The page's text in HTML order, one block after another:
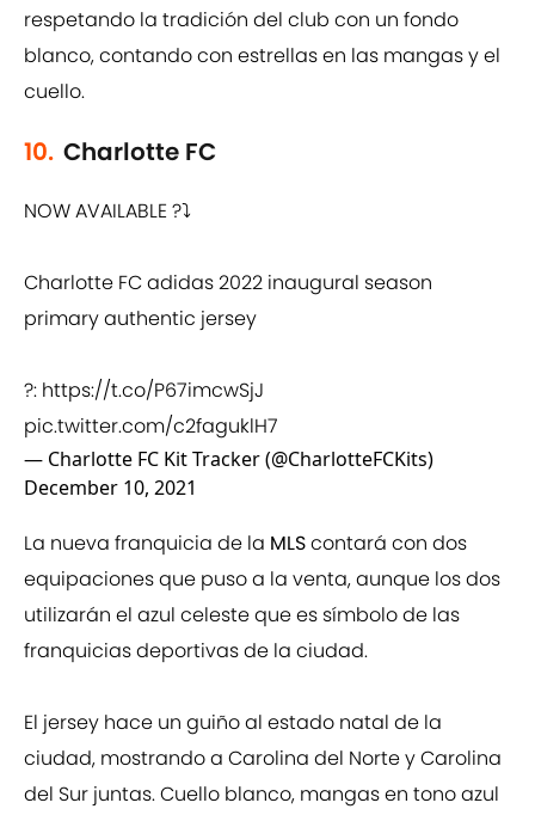
respetando la tradición del club con un fondo
blanco, contando con estrellas en las mangas y el
cuello.
10. Charlotte FC
NOW AVAILABLE ?⤵️
Charlotte FC adidas 2022 inaugural season
primary authentic jersey
?: https://t.co/P67imcwSjJ
pic.twitter.com/c2faguklH7
— Charlotte FC Kit Tracker (@CharlotteFCKits)
December 10, 2021
La nueva franquicia de la MLScontará con dos
equipaciones que puso a la venta, aunque los dos
utilizarán el azul celeste que es símbolo de las
franquicias deportivas de la ciudad.
El jersey hace un guiño al estado natal de la
ciudad, mostrando a Carolina del Norte y Carolina
del Sur juntas. Cuello blanco, mangas en tono azul